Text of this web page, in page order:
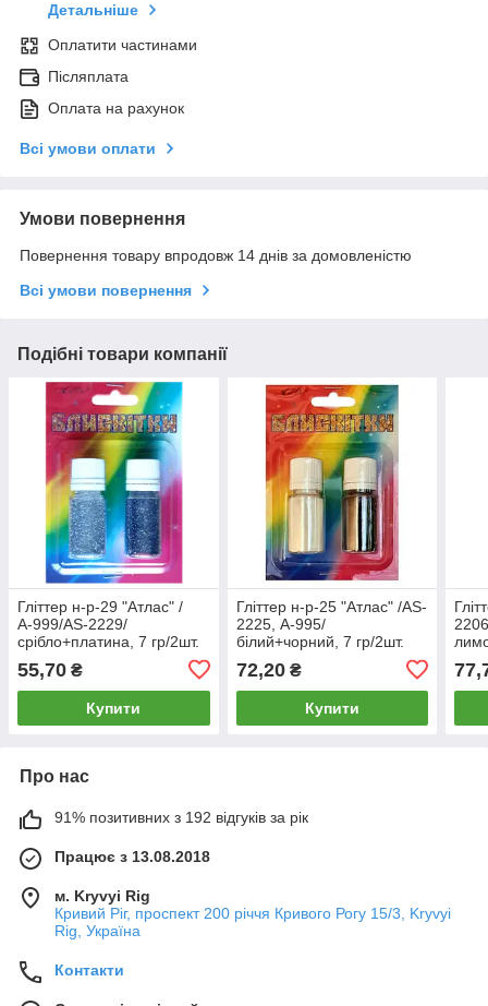
Детальніше
Оплатити частинами
Післяплата
Оплата на рахунок
Всі умови оплати
Умови повернення
Повернення товару впродовж 14 днів за домовленістю
Всі умови повернення
Подібні товари компанії
Гліттер н-р-29 "Атлас" /
А-999/AS-2229/
срібло+платина, 7 гр/2шт.
55,70 ₴
Купити
Гліттер н-р-25 "Атлас" /AS-
2225, А-995/
білий+чорний, 7 гр/2шт.
72,20₴
Купити
Про нас
91% позитивних з 192 відгуків за рік
Працює з 13.08.2018
м. Kryvyi Rig
Кривий Ріг, проспект 200 річчя Кривого Рогу 15/3, Kryvyi
Rig, Україна
Контакти